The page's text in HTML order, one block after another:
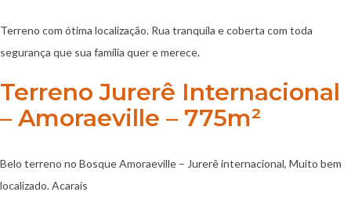
Terreno com ótima localização. Rua tranquila e coberta com toda
segurança que sua família quer e merece.
Terreno Jurerê Internacional
– Amoraeville – 775m²
Belo terreno no Bosque Amoraeville – Jurerê internacional, Muito bem
localizado. Acarais